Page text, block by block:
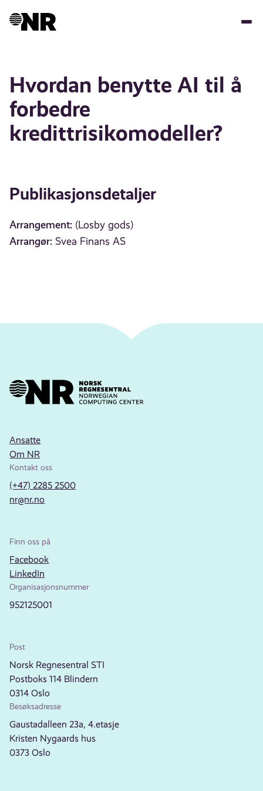
Hvordan benytte AI til å
forbedre
kredittrisikomodeller?
Publikasjonsdetaljer
Arrangement: (Losby gods)
Arrangør: Svea Finans AS
Ansatte
Om NR
Kontakt oss
(+47) 2285 2500
nr@nr.no
Finn oss på
Facebook
LinkedIn
Organisasjonsnummer
952125001
Post
Norsk Regnesentral STI
Postboks 114 Blindern
0314 Oslo
Besøksadresse
Gaustadalleen 23a, 4.etasje
Kristen Nygaards hus
0373 Oslo